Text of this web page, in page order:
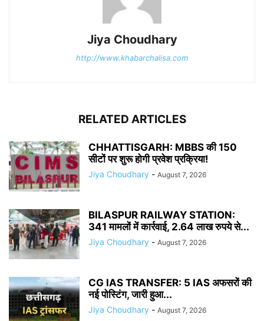
Jiya Choudhary
http://www.khabarchalisa.com
RELATED ARTICLES
CHHATTISGARH: MBBS की 150
सीटों पर शुरू होगी प्रवेश प्रक्रिया!
Jiya Choudhary - August 7, 2026
BILASPUR RAILWAY STATION:
341 मामलों में कार्रवाई, 2.64 लाख रुपये से...
Jiya Choudhary - August 7, 2026
CG IAS TRANSFER: 5 IAS अफसरों की
नई पोस्टिंग, जारी हुआ...
Jiya Choudhary - August 7, 2026